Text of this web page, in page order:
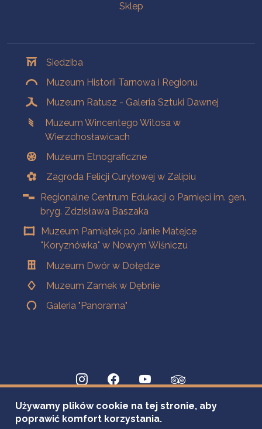
Sklep
Siedziba
Muzeum Historii Tarnowa i Regionu
Muzeum Ratusz - Galeria Sztuki Dawnej
Muzeum Wincentego Witosa w
Wierzchosławicach
Muzeum Etnograficzne
Zagroda Felicji Curyłowej w Zalipiu
Regionalne Centrum Edukacji o Pamięci im. gen.
bryg. Zdzisława Baszaka
Muzeum Pamiątek po Janie Matejce
"Koryznówka" w Nowym Wiśniczu
Muzeum Dwór w Dołędze
Muzeum Zamek w Dębnie
Galeria "Panorama"
Używamy plików cookie na tej stronie, aby
poprawić komfort korzystania.